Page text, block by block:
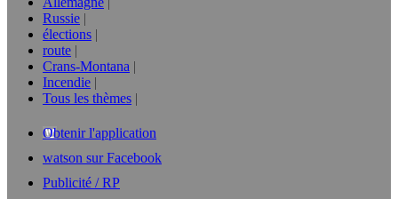
Russie
élections
route
Crans-Montana
Incendie
Tous les thèmes
Obtenir l'application
watson sur Facebook
Publicité / RP